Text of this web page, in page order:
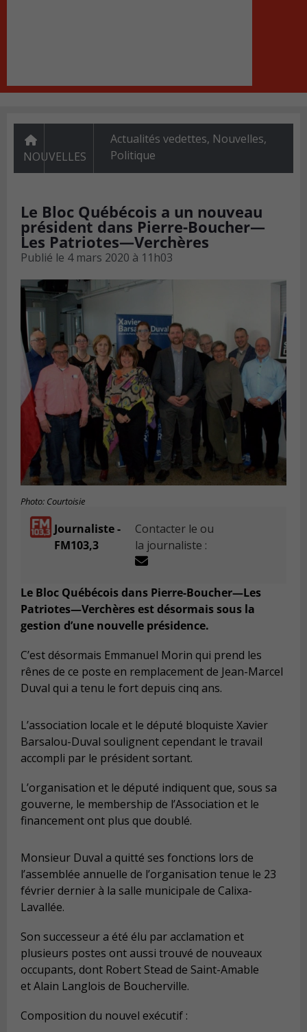
NOUVELLES
Actualités vedettes, Nouvelles,
Politique
Le Bloc Québécois a un nouveau
président dans Pierre-Boucher—
Les Patriotes—Verchères
Publié le 4 mars 2020 à 11h03
Photo: Courtoisie
Journaliste -
FM103,3
Contacter le ou
la journaliste :
Le Bloc Québécois dans Pierre-Boucher—Les
Patriotes—Verchères est désormais sous la
gestion d’une nouvelle présidence.
C’est désormais Emmanuel Morin qui prend les
rênes de ce poste en remplacement de Jean-Marcel
Duval qui a tenu le fort depuis cinq ans.
L’association locale et le député bloquiste Xavier
Barsalou-Duval soulignent cependant le travail
accompli par le président sortant.
L’organisation et le député indiquent que, sous sa
gouverne, le membership de l’Association et le
financement ont plus que doublé.
Monsieur Duval a quitté ses fonctions lors de
l’assemblée annuelle de l’organisation tenue le 23
février dernier à la salle municipale de Calixa-
Lavallée.
Son successeur a été élu par acclamation et
plusieurs postes ont aussi trouvé de nouveaux
occupants, dont Robert Stead de Saint-Amable
et Alain Langlois de Boucherville.
Composition du nouvel exécutif :